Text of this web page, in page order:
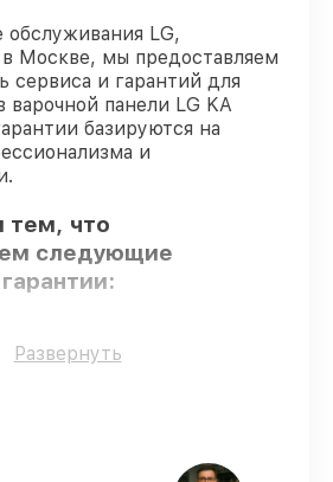
LG,
Москве, мы предоставляем
сервиса и гарантий для
варочной панели LG KA
базируются на
и
тем, что
следующие
комплектующие
Развернуть